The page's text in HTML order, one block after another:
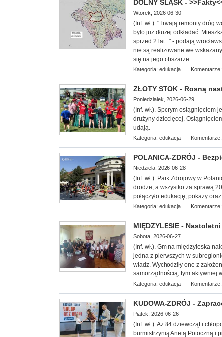
DOLNY ŚLĄSK -
Wtorek, 2026-06-30
(Inf. wł.). "Trwają remonty dróg
było już dłużej odkładać.
sprzed 2 lat..." - podają
nie są realizowane we
się na jego obszarze.
Kategoria: edukacja
ZŁOTY STOK - Rosną
Poniedziałek, 2026-06-29
(Inf. wł.). Sporym osiągnięciem
drużyny dziecięcej.
udają.
Kategoria: edukacja
POLANICA-ZDRÓJ -
Niedziela, 2026-06-28
(Inf. wł.). Park Zdrojowy w
drodze, a wszystko za sprawą
połączyło edukację, pokazy
Kategoria: edukacja
MIĘDZYLESIE -
Sobota, 2026-06-27
(Inf. wł.). Gmina międzyleska
jedna z pierwszych w
władz. Wychodziły one z
samorządnością, tym aktywniej
Kategoria: edukacja
KUDOWA-ZDRÓJ -
Piątek, 2026-06-26
(Inf. wł.). Aż 84 dziewcząt i
burmistrzynią Anetą Potoczną i